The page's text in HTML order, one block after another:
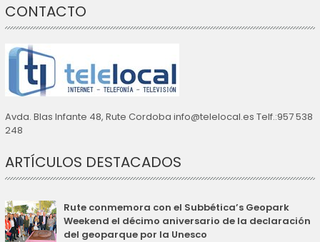
CONTACTO
Avda. Blas Infante 48, Rute Cordoba info@telelocal.es Telf.:957 538
248
ARTÍCULOS DESTACADOS
Rute conmemora con el Subbética’s Geopark
Weekend el décimo aniversario de la declaración
del geoparque por la Unesco